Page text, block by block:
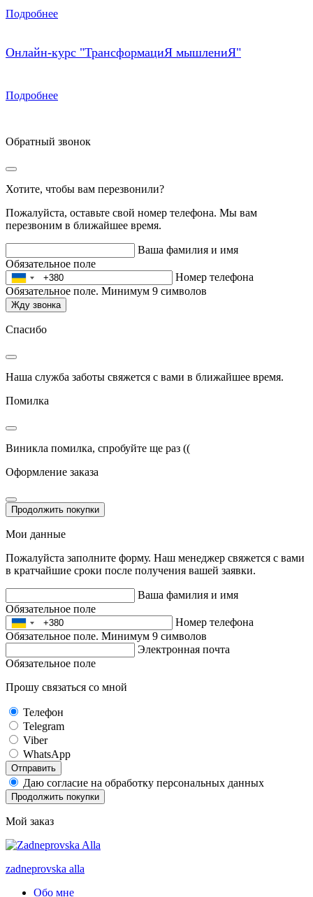
Подробнее
Онлайн-курс "ТрансформациЯ мышлениЯ"
Подробнее
Обратный звонок
Хотите, чтобы вам перезвонили?
Пожалуйста, оставьте свой номер телефона. Мы вам
перезвоним в ближайшее время.
Ваша фамилия и имя
Обязательное поле
Номер телефона
Обязательное поле. Минимум 9 символов
Жду звонка
Спасибо
Наша служба заботы свяжется с вами в ближайшее время.
Помилка
Виникла помилка, спробуйте ще раз ((
Оформление заказа
Продолжить покупки
Мои данные
Пожалуйста заполните форму. Наш менеджер свяжется с вами
в кратчайшие сроки после получения вашей заявки.
Ваша фамилия и имя
Обязательное поле
Номер телефона
Обязательное поле. Минимум 9 символов
Электронная почта
Обязательное поле
Прошу связаться со мной
Телефон
Telegram
Viber
WhatsApp
Отправить
Даю согласие на обработку персональных данных
Продолжить покупки
Мой заказ
zadneprovska alla
Обо мне